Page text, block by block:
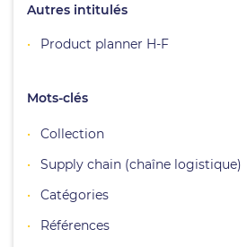
Autres intitulés
Product planner H-F
Mots-clés
Collection
Supply chain (chaîne logistique)
Catégories
Références